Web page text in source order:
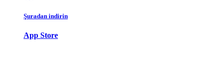
Şuradan indirin
App Store